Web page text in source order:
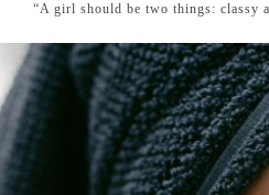
“A girl should be two things: classy